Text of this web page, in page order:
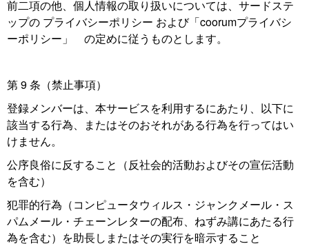
前二項の他、個人情報の取り扱いについては、サードステ
ップの プライバシーポリシー および「coorumプライバシ
ーポリシー」 の定めに従うものとします。
第 9 条（禁止事項）
登録メンバーは、本サービスを利用するにあたり、以下に
該当する行為、またはそのおそれがある行為を行ってはい
けません。
公序良俗に反すること（反社会的活動およびその宣伝活動
を含む）
犯罪的行為（コンピュータウィルス・ジャンクメール・ス
パムメール・チェーンレターの配布、ねずみ講にあたる行
為を含む）を助長しまたはその実行を暗示すること